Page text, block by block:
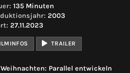
135 Minuten
2003
27.11.2023
TRAILER
Parallel entwickeln